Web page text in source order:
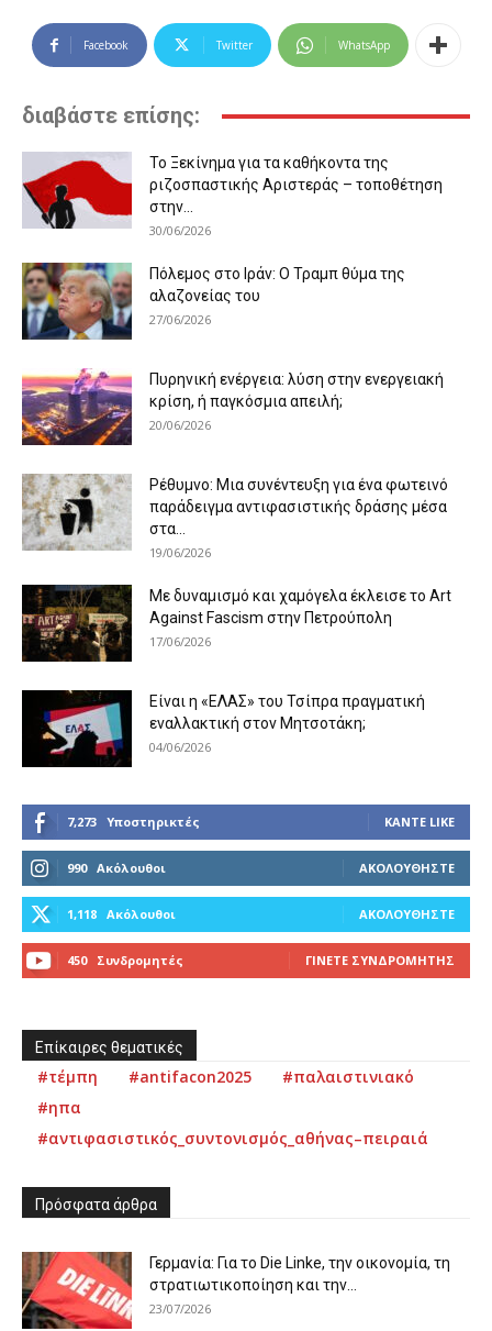
Facebook Twitter WhatsApp
διαβάστε επίσης:
Το Ξεκίνημα για τα καθήκοντα της
ριζοσπαστικής Αριστεράς – τοποθέτηση
στην...
30/06/2026
Πόλεμος στο Ιράν: Ο Τραμπ θύμα της
αλαζονείας του
27/06/2026
Πυρηνική ενέργεια: λύση στην ενεργειακή
κρίση, ή παγκόσμια απειλή;
20/06/2026
Ρέθυμνο: Μια συνέντευξη για ένα φωτεινό
παράδειγμα αντιφασιστικής δράσης μέσα
στα...
19/06/2026
Με δυναμισμό και χαμόγελα έκλεισε το Art
Against Fascism στην Πετρούπολη
17/06/2026
Είναι η «ΕΛΑΣ» του Τσίπρα πραγματική
εναλλακτική στον Μητσοτάκη;
04/06/2026
7,273 Υποστηρικτές ΚΆΝΤΕ LIKE
990 Ακόλουθοι ΑΚΟΛΟΥΘΉΣΤΕ
1,118 Ακόλουθοι ΑΚΟΛΟΥΘΉΣΤΕ
450 Συνδρομητές ΓΊΝΕΤΕ ΣΥΝΔΡΟΜΗΤΉΣ
Επίκαιρες θεματικές
#τέμπη #antifacon2025
#παλαιστινιακό
#ηπα
#αντιφασιστικός_συντονισμός_αθήνας–πειραιά
Πρόσφατα άρθρα
Γερμανία: Για το Die Linke, την οικονομία, τη
στρατιωτικοποίηση και την...
23/07/2026